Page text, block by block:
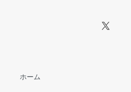
ホーム